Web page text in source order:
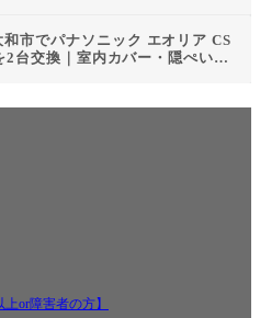
市でパナソニック エオリア CS
台交換｜室内カバー・隠ぺい配
or障害者の方】